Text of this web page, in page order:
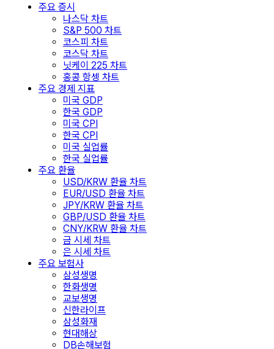
주요 증시
나스닥 차트
S&P 500 차트
코스피 차트
코스닥 차트
닛케이 225 차트
홍콩 항셍 차트
주요 경제 지표
미국 GDP
한국 GDP
미국 CPI
한국 CPI
미국 실업률
한국 실업률
주요 환율
USD/KRW 환율 차트
EUR/USD 환율 차트
JPY/KRW 환율 차트
GBP/USD 환율 차트
CNY/KRW 환율 차트
금 시세 차트
은 시세 차트
주요 보험사
삼성생명
한화생명
교보생명
신한라이프
삼성화재
현대해상
DB손해보험